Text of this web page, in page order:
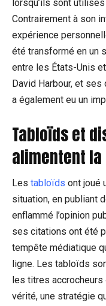
lorsqu’ils sont
Contrairement à son
expérience
été transformé en un
entre les États-Unis
David Harbour, et
a également eu un
Tabloïds et
alimentent la
Les tabloïds ont joué
situation, en publiant
enflammé l’opinion
ses citations ont été
tempête médiatique
ligne. Les tabloïds
les titres
vérité, une stratégie